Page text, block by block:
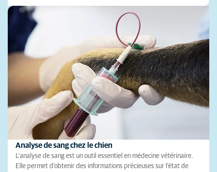
Analyse de sang chez le chien
L’analyse de sang est un outil essentiel en médecine vétérinaire.
Elle permet d’obtenir des informations précieuses sur l’état de